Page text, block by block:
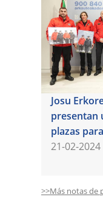
Josu
presentan
plazas
21-02-2024
>>Más notas de